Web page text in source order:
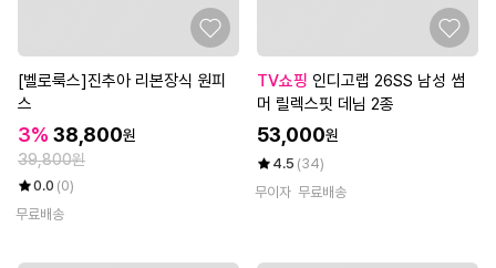
[벨로룩스]진추아 리본장식 원피
스
3% 38,800원
39,800원
0.0 (0)
무료배송
TV쇼핑
머 릴렉스핏 데님 2종
53,000원
4.5 (34)
무이자 무료배송